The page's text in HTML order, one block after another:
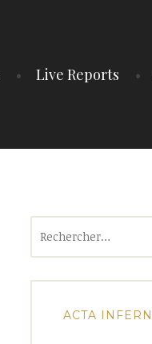
Live Reports
ACTA